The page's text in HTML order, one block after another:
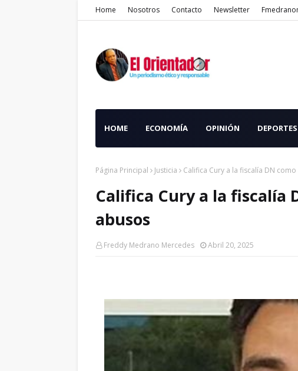
Home Nosotros Contacto Newsletter
HOME ECONOMÍA OPINIÓN DEPORTES
Página Principal Justicia Califica Cury a la fiscalía DN
Califica Cury a la fiscalía
abusos
Freddy Medrano Mercedes Abril 20, 2025